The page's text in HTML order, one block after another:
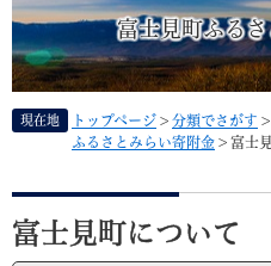
で
す
。
富士見町ふる
現在地 トップページ > 分類でさがす >
ふるさとみらい寄附金 > 富士
本
文
富士見町について